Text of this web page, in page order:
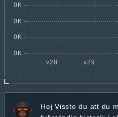
Hej Visste du att du